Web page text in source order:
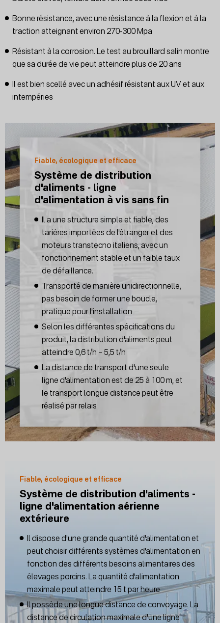
Bonne résistance, avec une résistance à la flexion et à la
traction atteignant environ 270-300 Mpa
Résistant à la corrosion. Le test au brouillard salin montre
que sa durée de vie peut atteindre plus de 20 ans
Il est bien scellé avec un adhésif résistant aux UV et aux
intempéries
Fiable, écologique et efficace
Système de distribution
d'aliments - ligne
d'alimentation à vis sans fin
Il a une structure simple et fiable, des
tarières importées de l'étranger et des
moteurs transtecno italiens, avec un
fonctionnement stable et un faible taux
de défaillance.
Transporté de manière unidirectionnelle,
pas besoin de former une boucle,
pratique pour l'installation
Selon les différentes spécifications du
produit, la distribution d'aliments peut
atteindre 0,6 t/h ~ 5,5 t/h
La distance de transport d'une seule
ligne d'alimentation est de 25 à 100 m, et
le transport longue distance peut être
réalisé par relais
Fiable, écologique et efficace
Système de distribution d'aliments -
ligne d'alimentation aérienne
extérieure
Il dispose d'une grande quantité d'alimentation et
peut choisir différents systèmes d'alimentation en
fonction des différents besoins alimentaires des
élevages porcins. La quantité d'alimentation
maximale peut atteindre 15 t par heure
Il possède une longue distance de convoyage. La
distance de circulation maximale d'une ligne